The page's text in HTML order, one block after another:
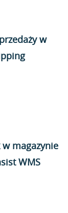
w
w magazynie
WMS